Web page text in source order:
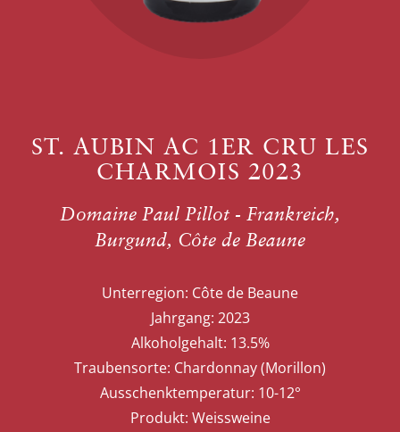
ST. AUBIN AC 1ER CRU LES
CHARMOIS 2023
Domaine Paul Pillot - Frankreich,
Burgund, Côte de Beaune
Unterregion: Côte de Beaune
Jahrgang: 2023
Alkoholgehalt: 13.5%
Traubensorte: Chardonnay (Morillon)
Ausschenktemperatur: 10-12°
Produkt: Weissweine